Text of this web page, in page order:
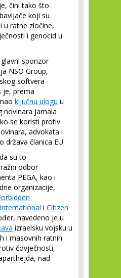
čini tako što
koji su
u ratne zločine,
i genocid u
sponzor
NSO Group,
softvera
je, prema
ključnu ulogu u
novinara Jamala
se koristi protiv
advokata i
država članica EU.
su to
odbor
PEGA, kao i
organizacije,
i Citizen
navedeno je u
izraelsku vojsku u
i masovnih ratnih
čovječnosti,
nad